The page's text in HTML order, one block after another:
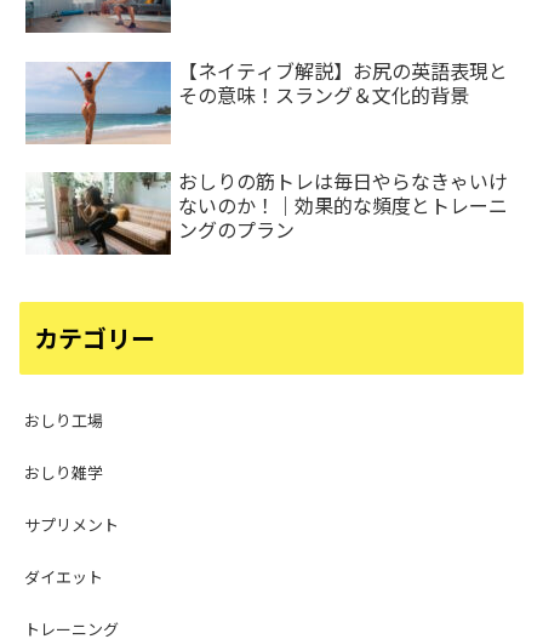
【ネイティブ解説】お尻の英語表現と
その意味！スラング＆文化的背景
おしりの筋トレは毎日やらなきゃいけ
ないのか！｜効果的な頻度とトレーニ
ングのプラン
カテゴリー
おしり工場
おしり雑学
サプリメント
ダイエット
トレーニング